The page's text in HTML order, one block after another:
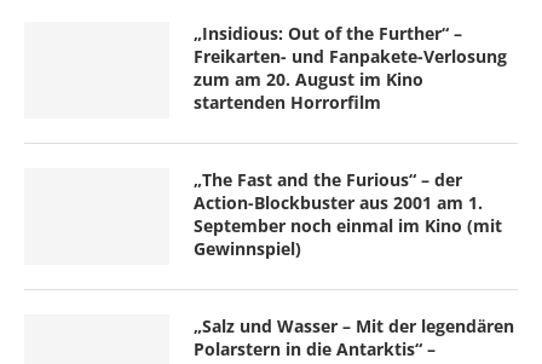
„Insidious: Out of the Further“ –
Freikarten- und Fanpakete-Verlosung
zum am 20. August im Kino
startenden Horrorfilm
„The Fast and the Furious“ – der
Action-Blockbuster aus 2001 am 1.
September noch einmal im Kino (mit
Gewinnspiel)
„Salz und Wasser – Mit der legendären
Polarstern in die Antarktis“ –